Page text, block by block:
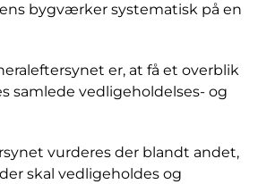
bygværker systematisk på en
er, at få et overblik
samlede vedligeholdelses- og
vurderes der blandt andet,
skal vedligeholdes og